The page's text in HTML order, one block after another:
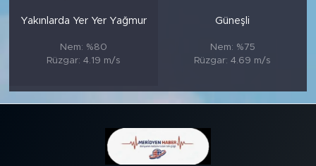
Yakınlarda Yer Yer Yağmur
Nem: %80
Rüzgar: 4.19 m/s
Güneşli
Nem: %75
Rüzgar: 4.69 m/s